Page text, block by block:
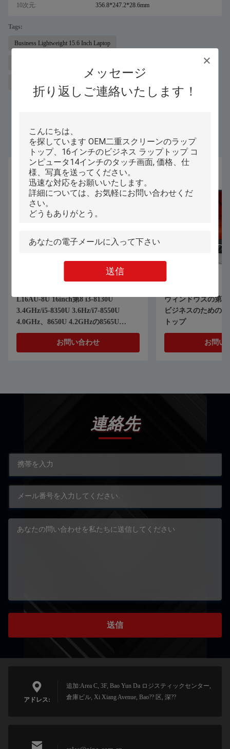
メッセージ
折り返しご連絡いたします！
送信
10次元: 356.8*247.2*28.6mm
Tags:
Business Lightweight 15.6 Inch Laptop
Similar Products
L16AU-8U 16inch第8 i3-8130U
3.4GHz/i5-8350U 3.6Hz/i7-8550U
4.0GHz、8650U 4.2GHzの8565U
4.6GHzのノートのPC
お問い合わせ
ウィンドウズの第
ビジネスのための
トップ
お問い
連絡先
送信
アドレス:
追加:Area C, 3F, Bao Yun Da ロジスティックセンター,
倉庫ビル, Xi Xiang Avenue, Bao?? 区, 深??